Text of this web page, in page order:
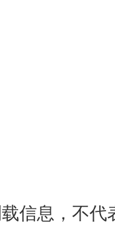
信息，不